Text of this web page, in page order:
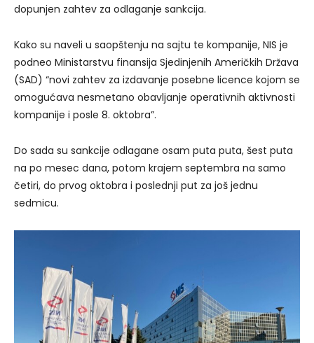
dopunjen zahtev za odlaganje sankcija.
Kako su naveli u saopštenju na sajtu te kompanije, NIS je
podneo Ministarstvu finansija Sjedinjenih Američkih Država
(SAD) “novi zahtev za izdavanje posebne licence kojom se
omogućava nesmetano obavljanje operativnih aktivnosti
kompanije i posle 8. oktobra”.
Do sada su sankcije odlagane osam puta puta, šest puta
na po mesec dana, potom krajem septembra na samo
četiri, do prvog oktobra i poslednji put za još jednu
sedmicu.